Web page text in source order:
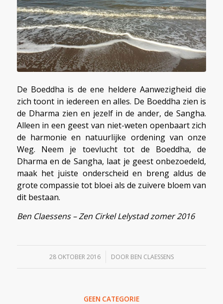
De Boeddha is de ene heldere Aanwezigheid die
zich toont in iedereen en alles. De Boeddha zien is
de Dharma zien en jezelf in de ander, de Sangha.
Alleen in een geest van niet-weten openbaart zich
de harmonie en natuurlijke ordening van onze
Weg. Neem je toevlucht tot de Boeddha, de
Dharma en de Sangha, laat je geest onbezoedeld,
maak het juiste onderscheid en breng aldus de
grote compassie tot bloei als de zuivere bloem van
dit bestaan.
Ben Claessens – Zen Cirkel Lelystad zomer 2016
28 OKTOBER 2016
/ DOOR BEN CLAESSENS
GEEN CATEGORIE